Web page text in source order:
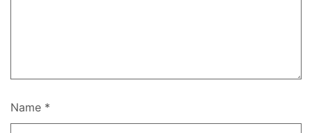
Name *